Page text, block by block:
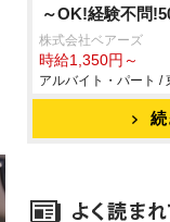
～OK!経験不問
株式会社ベアーズ
時給1,350円～
アルバイト・パート /
続